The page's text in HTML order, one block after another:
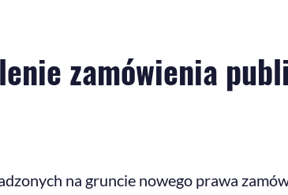
zamówienia
na gruncie nowego prawa